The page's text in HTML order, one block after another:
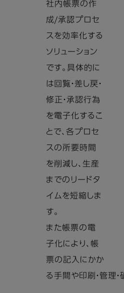
社内帳票の作
成/承認プロセ
スを効率化する
ソリューション
です。具体的に
は回覧・差し戻・
修正・承認行為
を電子化するこ
とで、各プロセ
スの所要時間
を削減し、生産
までのリードタ
イムを短縮しま
す。
また帳票の電
子化により、帳
票の記入にかか
る手間や印刷・管理